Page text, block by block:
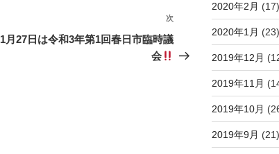
次
の
投
次
1月27日は令和3年第1回春日市臨時議
会
2020年2月 (17)
2020年1月 (23)
2019年12月
2019年11月
2019年10月
2019年9月 (21)